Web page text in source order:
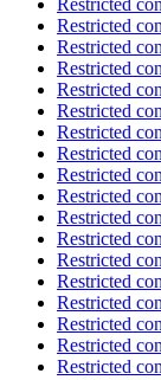
Restricted
Restricted
Restricted
Restricted
Restricted
Restricted
Restricted
Restricted
Restricted
Restricted
Restricted
Restricted
Restricted
Restricted
Restricted
Restricted
Restricted
Restricted